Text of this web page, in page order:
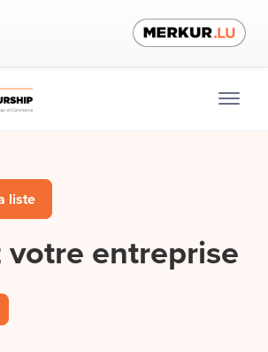
liste
votre entreprise